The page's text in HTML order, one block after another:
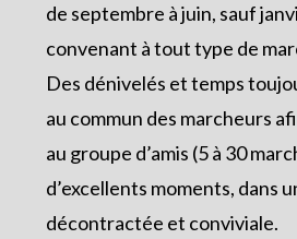
de septembre à juin, sauf
convenant à tout type de
Des dénivelés et temps
au commun des marcheurs
au groupe d’amis (5 à 30
d’excellents moments, dans
décontractée et conviviale.